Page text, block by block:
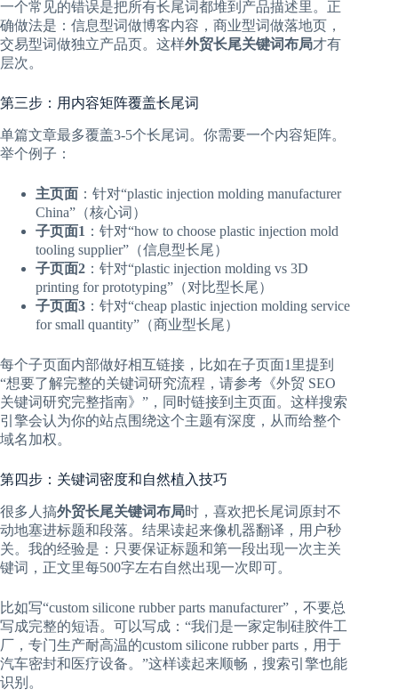
一个常见的错误是把所有长尾词都堆到产品描述里。正
确做法是：信息型词做博客内容，商业型词做落地页，
交易型词做独立产品页。这样外贸长尾关键词布局才有
层次。
第三步：用内容矩阵覆盖长尾词
单篇文章最多覆盖3-5个长尾词。你需要一个内容矩阵。
举个例子：
主页面 ：针对“plastic injection molding manufacturer
China”（核心词）
子页面1 ：针对“how to choose plastic injection mold
tooling supplier”（信息型长尾）
子页面2 ：针对“plastic injection molding vs 3D
printing for prototyping”（对比型长尾）
子页面3 ：针对“cheap plastic injection molding service
for small quantity”（商业型长尾）
每个子页面内部做好相互链接，比如在子页面1里提到
“想要了解完整的关键词研究流程，请参考《外贸 SEO
关键词研究完整指南》”，同时链接到主页面。这样搜索
引擎会认为你的站点围绕这个主题有深度，从而给整个
域名加权。
第四步：关键词密度和自然植入技巧
很多人搞外贸长尾关键词布局时，喜欢把长尾词原封不
动地塞进标题和段落。结果读起来像机器翻译，用户秒
关。我的经验是：只要保证标题和第一段出现一次主关
键词，正文里每500字左右自然出现一次即可。
比如写“custom silicone rubber parts manufacturer”，不要总
写成完整的短语。可以写成：“我们是一家定制硅胶件工
厂，专门生产耐高温的custom silicone rubber parts，用于
汽车密封和医疗设备。”这样读起来顺畅，搜索引擎也能
识别。